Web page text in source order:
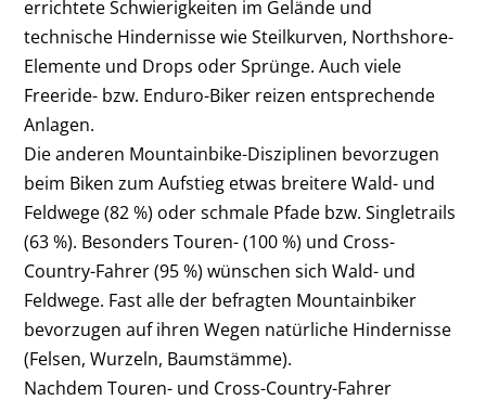
errichtete Schwierigkeiten im Gelände und
technische Hindernisse wie Steilkurven, Northshore-
Elemente und Drops oder Sprünge. Auch viele
Freeride- bzw. Enduro-Biker reizen entsprechende
Anlagen.
Die anderen Mountainbike-Disziplinen bevorzugen
beim Biken zum Aufstieg etwas breitere Wald- und
Feldwege (82 %) oder schmale Pfade bzw. Singletrails
(63 %). Besonders Touren- (100 %) und Cross-
Country-Fahrer (95 %) wünschen sich Wald- und
Feldwege. Fast alle der befragten Mountainbiker
bevorzugen auf ihren Wegen natürliche Hindernisse
(Felsen, Wurzeln, Baumstämme).
Nachdem Touren- und Cross-Country-Fahrer